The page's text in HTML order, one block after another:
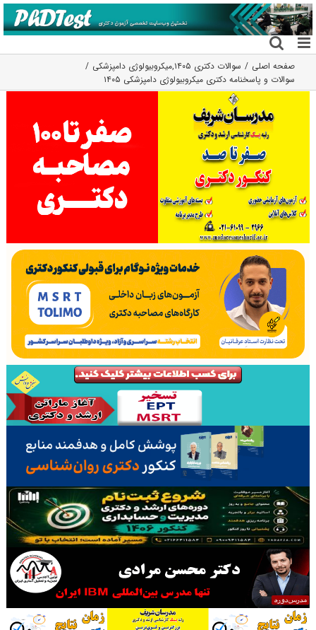
رفتن
به
محتوا
صفحه اصلی سوالات دکتری ۱۴۰۵ ,میکروبیولوژی دامپزشکی
سوالات و پاسخنامه دکتری میکروبیولوژی دامپزشکی ۱۴۰۵